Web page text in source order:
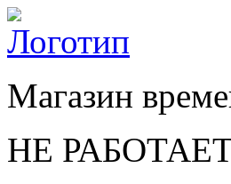
Магазин
НЕ